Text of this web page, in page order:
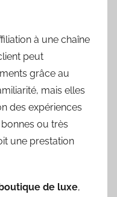
à une chaîne
peut
grâce au
mais elles
des expériences
ou très
une prestation
de luxe,